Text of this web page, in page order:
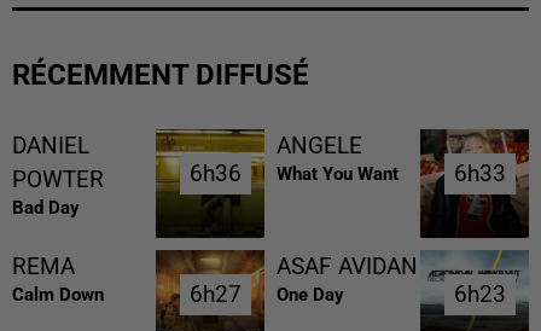
RÉCEMMENT DIFFUSÉ
DANIEL
POWTER
Bad Day
6h36
6h36
ANGELE
What You Want 6h33
6h33
REMA
Calm Down 6h27
6h27
ASAF AVIDAN
One Day 6h23
6h23